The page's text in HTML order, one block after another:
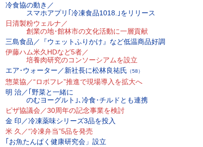
冷食協の動き／
スマホアプリ｢冷凍食品1018.｣をリリース
日清製粉ウェルナ／
創業の地･館林市の文化活動に一層貢献
三島食品／『ウェットふりかけ』など低温商品好調
伊藤ハム米久HDなど5者／
培養肉研究のコンソーシアムを設立
エア･ウォーター／新社長に松林良祐氏 （58）
惣菜協／“ロボフレ”推進で現場導入を拡大へ
明 治／｢野菜と一緒に
のむヨーグルト｣､冷食･チルドとも連携
ピザ協議会／30周年の記念事業を検討
金 印／冷凍薬味シリーズ3品を投入
米 久／“冷凍弁当”5品を発売
｢お魚たんぱく健康研究会」設立